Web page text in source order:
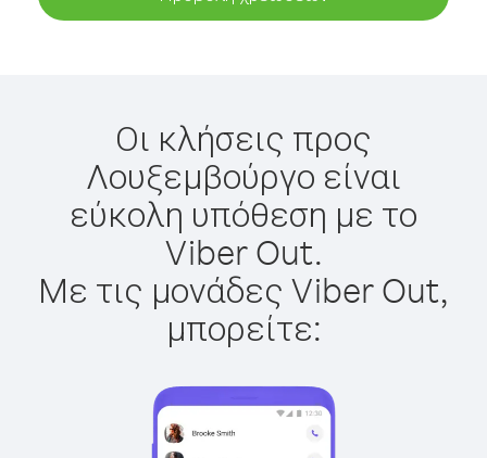
Οι κλήσεις προς
Λουξεμβούργο είναι
εύκολη υπόθεση με το
Viber Out.
Με τις μονάδες Viber Out,
μπορείτε: